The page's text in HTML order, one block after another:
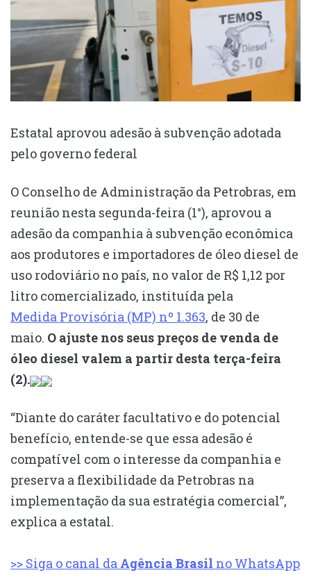
Estatal aprovou adesão à subvenção adotada
pelo governo federal
O Conselho de Administração da Petrobras, em
reunião nesta segunda-feira (1°), aprovou a
adesão da companhia à subvenção econômica
aos produtores e importadores de óleo diesel de
uso rodoviário no país, no valor de R$ 1,12 por
litro comercializado, instituída pela
Medida Provisória (MP) nº 1.363, de 30 de
maio. O ajuste nos seus preços de venda de
óleo diesel valem a partir desta terça-feira
(2).
“Diante do caráter facultativo e do potencial
benefício, entende-se que essa adesão é
compatível com o interesse da companhia e
preserva a flexibilidade da Petrobras na
implementação da sua estratégia comercial”,
explica a estatal.
>> Siga o canal da Agência Brasil no WhatsApp